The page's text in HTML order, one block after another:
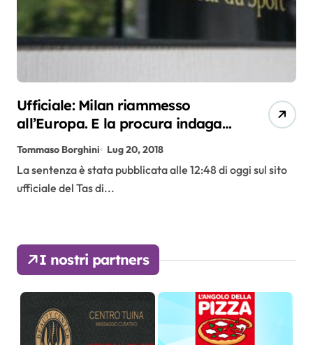
Ufficiale: Milan riammesso
all’Europa. E la procura indaga
Mister Li (ex proprietario) per
falso in bilancio
Tommaso Borghini Lug 20, 2018
La sentenza è stata pubblicata alle 12:48 di oggi sul sito
ufficiale del Tas di...
I nostri partners